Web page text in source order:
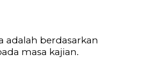
adalah berdasarkan
masa kajian.